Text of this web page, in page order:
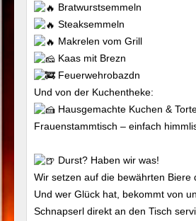
Bratwurstsemmeln
Steaksemmeln
Makrelen vom Grill
Kaas mit Brezn
Feuerwehrobazdn
Und von der Kuchentheke:
Hausgemachte Kuchen &
Frauenstammtisch – einfach
Durst? Haben wir was!
Wir setzen auf die bewährten Biere
Und wer Glück hat, bekommt von
Schnapserl direkt an den Tisch